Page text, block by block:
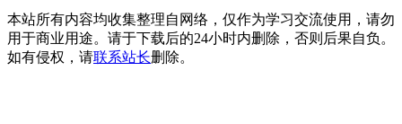
本站所有内容均收集整理自网络，仅作为学习交流使用，请勿
用于商业用途。请于下载后的24小时内删除，否则后果自负。
如有侵权，请联系站长删除。